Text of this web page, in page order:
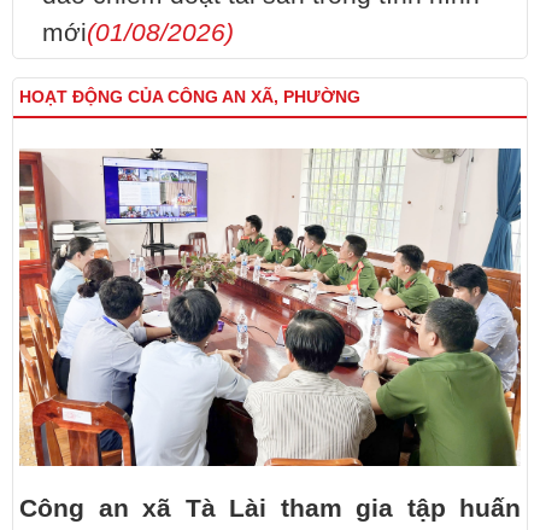
mới(01/08/2026)
HOẠT ĐỘNG CỦA CÔNG AN XÃ, PHƯỜNG
Công an xã Tà Lài tham gia tập huấn